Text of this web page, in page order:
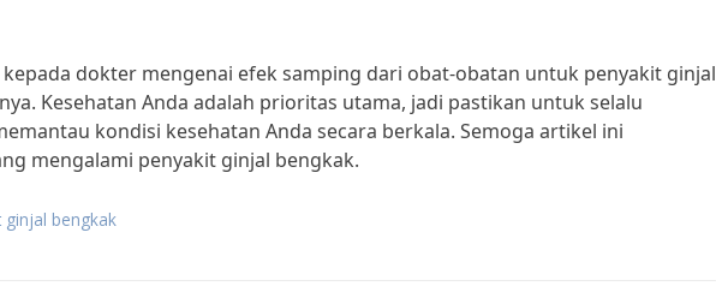
dokter mengenai efek samping dari obat-obatan untuk penyakit ginjal
Kesehatan Anda adalah prioritas utama, jadi pastikan untuk selalu
kondisi kesehatan Anda secara berkala. Semoga artikel ini
mengalami penyakit ginjal bengkak.
ginjal bengkak